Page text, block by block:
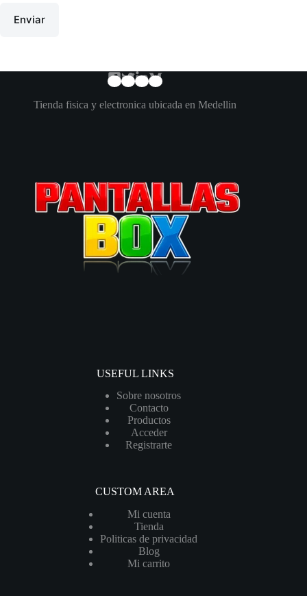
Enviar
Tienda fisica y electronica ubicada en Medellin
USEFUL LINKS
Sobre nosotros
Contacto
Productos
Acceder
Registrarte
CUSTOM AREA
Mi cuenta
Tienda
Politicas de privacidad
Blog
Mi carrito